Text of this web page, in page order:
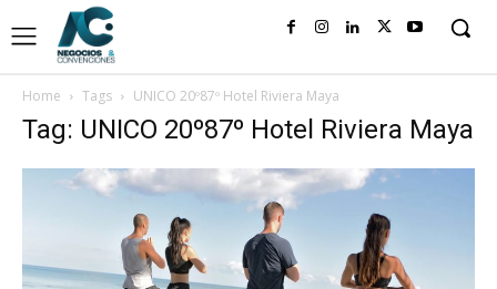
Home Tags UNICO 20º87º Hotel Riviera Maya
Tag: UNICO 20º87º Hotel Riviera Maya